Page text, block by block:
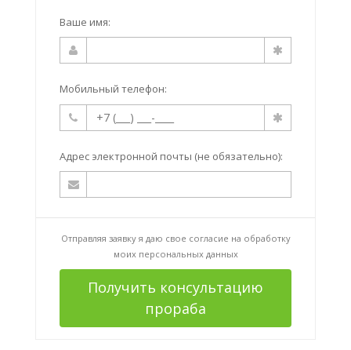
Ваше имя:
Мобильный телефон:
Адрес электронной почты (не обязательно):
Отправляя заявку я даю свое согласие на обработку
моих персональных данных
Получить консультацию
прораба